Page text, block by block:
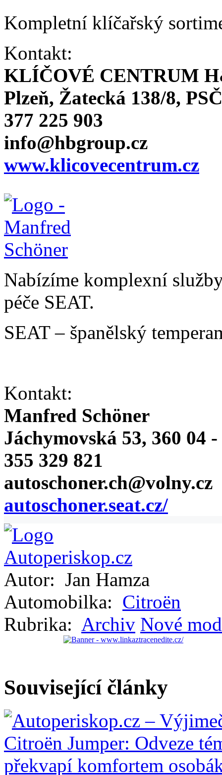
Kompletní klíčařský
Kontakt:
KLÍČOVÉ CENTRUM
Plzeň, Žatecká 138/8,
377 225 903
info@hbgroup.cz
www.klicovecentrum.cz
Nabízíme komplexní
péče SEAT.
SEAT – španělský
Kontakt:
Manfred Schöner
Jáchymovská 53, 360 04
355 329 821
autoschoner.ch@volny.cz
autoschoner.seat.cz/
Autor: Jan Hamza
Automobilka: Citroën
Rubrika: Archiv Nové
Související články